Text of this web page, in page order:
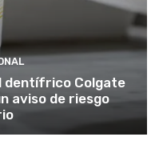
dentífrico Colgate
aviso de riesgo